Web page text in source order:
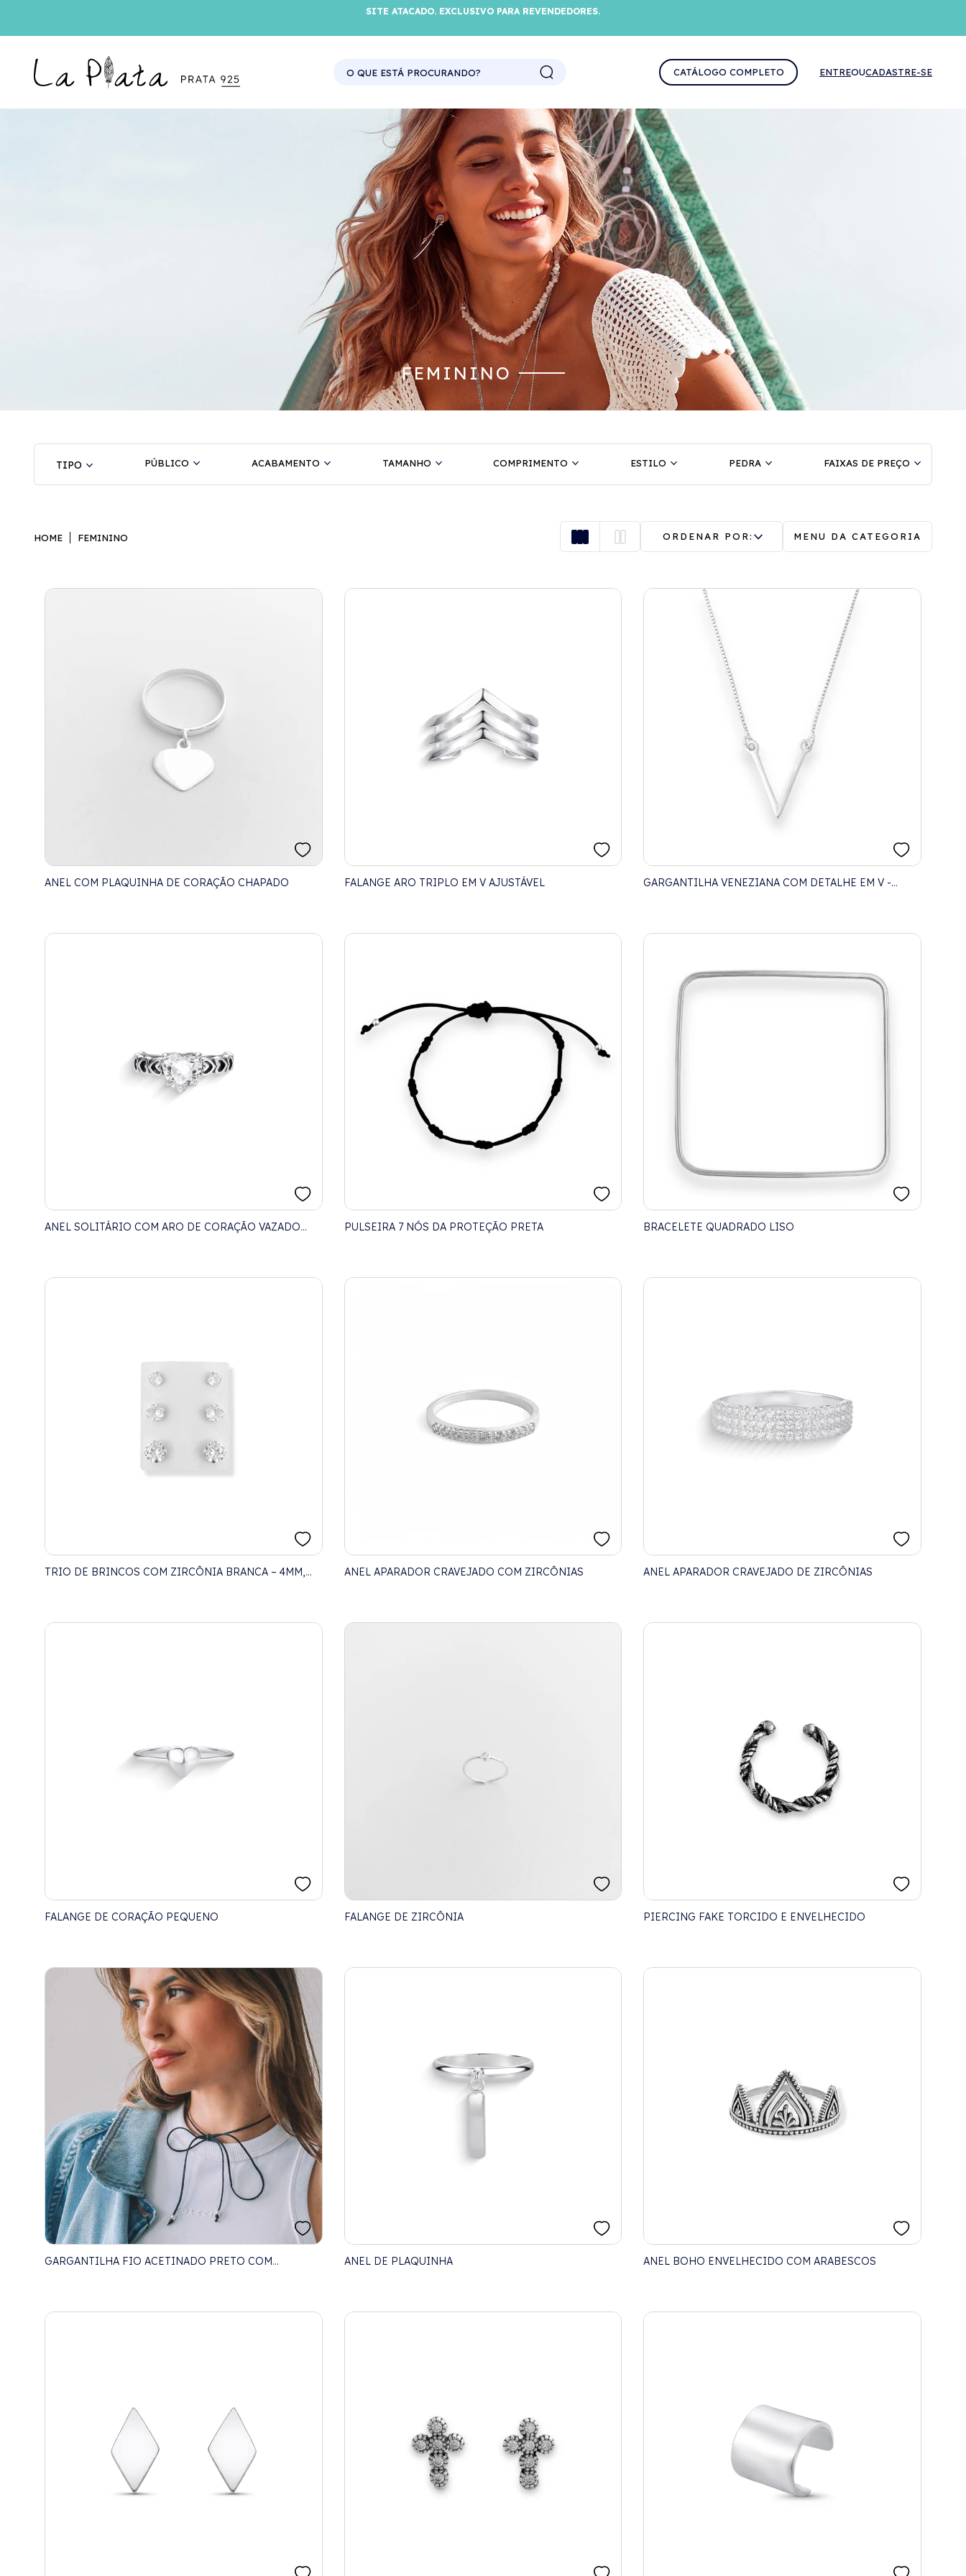
SITE ATACADO. EXCLUSIVO PARA REVENDEDORES.
CATÁLOGO COMPLETO ENTREOUCADASTRE-SE
FEMININO
ACABAMENTO COMPRIMENTO ESTILO PEDRA
PÚBLICO TAMANHO FAIXAS DE PREÇO
HOME FEMININO ORDENAR POR: MENU DA CATEGORIA
ANEL COM PLAQUINHA DE CORAÇÃO CHAPADO FALANGE ARO TRIPLO EM V AJUSTÁVEL
GARGANTILHA VENEZIANA COM DETALHE EM V -
ANEL SOLITÁRIO COM ARO DE CORAÇÃO VAZADO
PULSEIRA 7 NÓS DA PROTEÇÃO PRETA BRACELETE QUADRADO LISO
TRIO DE BRINCOS COM ZIRCÔNIA BRANCA – 4MM,
ANEL APARADOR CRAVEJADO COM ZIRCÔNIAS ANEL APARADOR CRAVEJADO DE ZIRCÔNIAS
FALANGE DE CORAÇÃO PEQUENO FALANGE DE ZIRCÔNIA PIERCING FAKE TORCIDO E ENVELHECIDO
GARGANTILHA FIO ACETINADO PRETO COM
ANEL DE PLAQUINHA ANEL BOHO ENVELHECIDO COM ARABESCOS